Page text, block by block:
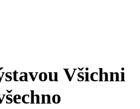
Všichni